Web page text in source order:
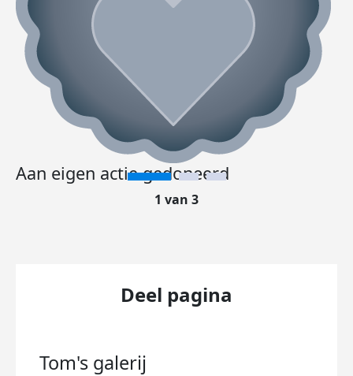
Aan eigen actie gedoneerd
1 van 3
Deel pagina
Tom's galerij